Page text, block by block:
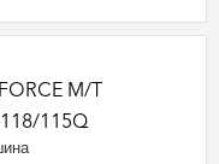
M/T
115Q